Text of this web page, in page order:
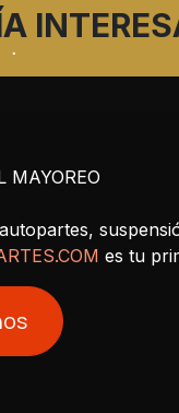
MAYOREO
es tu